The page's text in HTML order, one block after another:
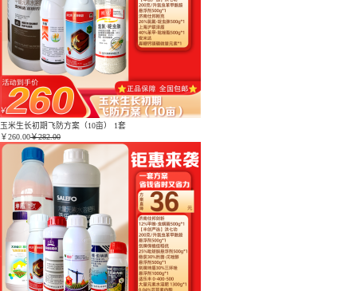
玉米生长初期飞防方案（10亩） 1套
￥260.00￥282.00